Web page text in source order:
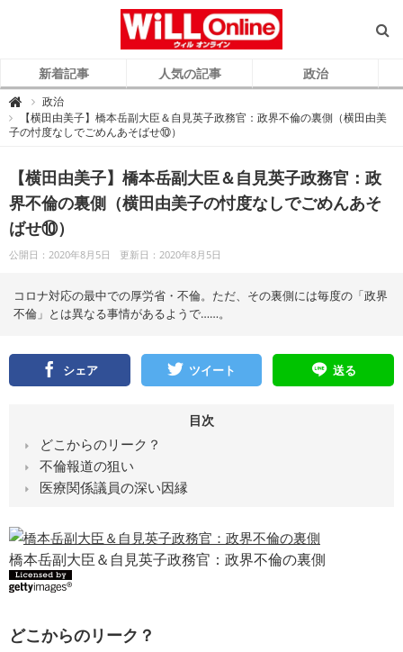
新着記事 人気の記事 政治

L
L
i
n
e
（
ウ
ィ
ル
オ
ン
ン
）
政治
【横田由美子】橋本岳副大臣＆自見英子政務官：政界不倫の裏側（横田由美
子の忖度なしでごめんあそばせ⑩）
【横田由美子】橋本岳副大臣＆自見英子政務官：政
界不倫の裏側（横田由美子の忖度なしでごめんあそ
ばせ⑩）
公開日：2020年8月5日 更新日：2020年8月5日
コロナ対応の最中での厚労省・不倫。ただ、その裏側には毎度の「政界
不倫」とは異なる事情があるようで……。
シェア ツイート 送る
目次
どこからのリーク？
不倫報道の狙い
医療関係議員の深い因縁
橋本岳副大臣＆自見英子政務官：政界不倫の裏側
どこからのリーク？